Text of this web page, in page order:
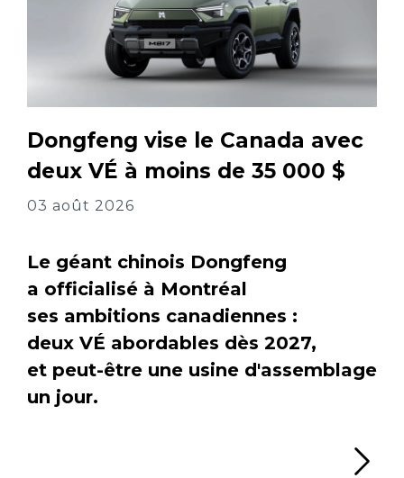
Dongfeng vise le Canada avec
deux VÉ à moins de 35 000 $
03 août 2026
Le géant chinois Dongfeng
a officialisé à Montréal
ses ambitions canadiennes :
deux VÉ abordables dès 2027,
et peut-être une usine d'assemblage
un jour.